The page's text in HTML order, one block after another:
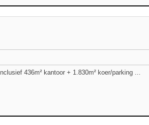
436m² kantoor + 1.830m² koer/parking ...